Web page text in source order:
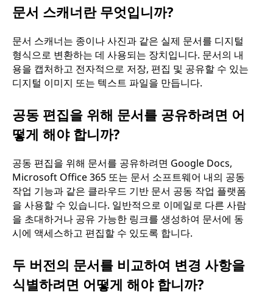
문서 스캐너란 무엇입니까?
문서 스캐너는 종이나 사진과 같은 실제 문서를 디지털
형식으로 변환하는 데 사용되는 장치입니다. 문서의 내
용을 캡처하고 전자적으로 저장, 편집 및 공유할 수 있는
디지털 이미지 또는 텍스트 파일을 만듭니다.
공동 편집을 위해 문서를 공유하려면 어
떻게 해야 합니까?
공동 편집을 위해 문서를 공유하려면 Google Docs,
Microsoft Office 365 또는 문서 소프트웨어 내의 공동
작업 기능과 같은 클라우드 기반 문서 공동 작업 플랫폼
을 사용할 수 있습니다. 일반적으로 이메일로 다른 사람
을 초대하거나 공유 가능한 링크를 생성하여 문서에 동
시에 액세스하고 편집할 수 있도록 합니다.
두 버전의 문서를 비교하여 변경 사항을
식별하려면 어떻게 해야 합니까?